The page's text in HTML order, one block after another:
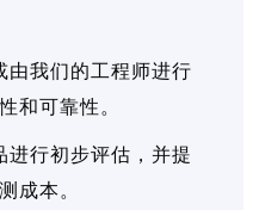
由我们的工程师进行
和可靠性。
进行初步评估，并提
成本。